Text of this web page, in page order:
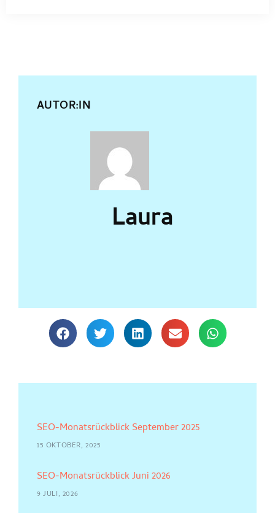
AUTOR:IN
Laura
SEO-Monatsrückblick September 2025
15 OKTOBER, 2025
SEO-Monatsrückblick Juni 2026
9 JULI, 2026